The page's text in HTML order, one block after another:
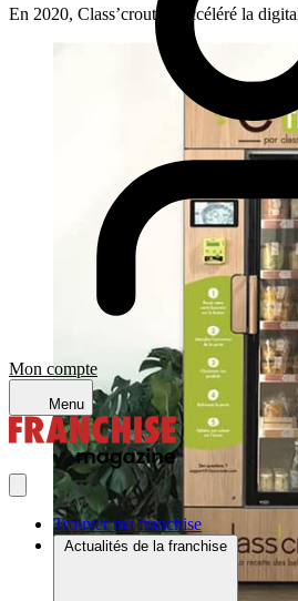
Mon compte
Menu
Trouver ma franchise
Actualités de la franchise
En 2020, Class’croute a accéléré la